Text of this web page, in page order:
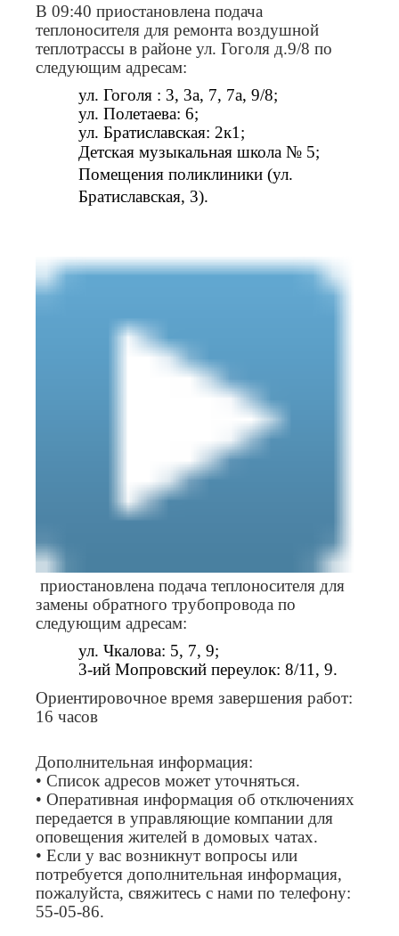
В 09:40 приостановлена подача
теплоносителя для ремонта воздушной
теплотрассы в районе ул. Гоголя д.9/8 по
следующим адресам:
ул. Гоголя : 3, 3а, 7, 7а, 9/8;
ул. Полетаева: 6;
ул. Братиславская: 2к1;
Детская музыкальная школа № 5;
Помещения поликлиники (ул.
Братиславская, 3).
приостановлена подача теплоносителя для
замены обратного трубопровода по
следующим адресам:
ул. Чкалова: 5, 7, 9;
3-ий Мопровский переулок: 8/11, 9.
Ориентировочное время завершения работ:
16 часов
Дополнительная информация:
• Список адресов может уточняться.
• Оперативная информация об отключениях
передается в управляющие компании для
оповещения жителей в домовых чатах.
• Если у вас возникнут вопросы или
потребуется дополнительная информация,
пожалуйста, свяжитесь с нами по телефону:
55-05-86.